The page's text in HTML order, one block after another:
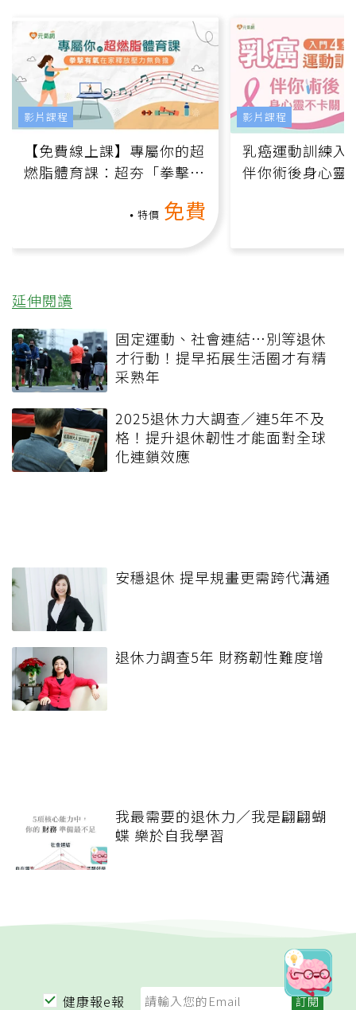
【免費線上課】專屬你的超
燃脂體育課：超夯「拳擊有
特價 免費
影片課程
乳癌運動訓練入
伴你術後身心靈
影片課程
延伸閱讀
固定運動、社會連結…別等退休
才行動！提早拓展生活圈才有精
采熟年
2025退休力大調查／連5年不及
格！提升退休韌性才能面對全球
化連鎖效應
安穩退休 提早規畫更需跨代溝通
退休力調查5年 財務韌性難度增
我最需要的退休力／我是翩翩蝴
蝶 樂於自我學習
健康報e報